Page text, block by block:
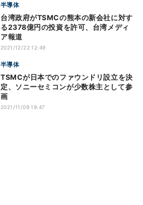
半導体
台湾政府がTSMCの熊本の新会社に対す
る2378億円の投資を許可、台湾メディ
ア報道
2021/12/22 12:49
半導体
TSMCが日本でのファウンドリ設立を決
定、ソニーセミコンが少数株主として参
画
2021/11/09 19:47